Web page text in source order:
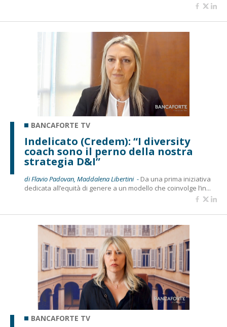
BANCAFORTE TV
Indelicato (Credem): “I diversity
coach sono il perno della nostra
strategia D&I”
di Flavio Padovan, Maddalena Libertini - Da una prima iniziativa
dedicata all’equità di genere a un modello che coinvolge l’in...
BANCAFORTE TV